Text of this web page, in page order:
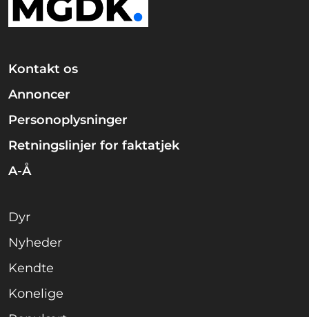
Kontakt os
Annoncer
Personoplysninger
Retningslinjer for faktatjek
A-Å
Dyr
Nyheder
Kendte
Konelige